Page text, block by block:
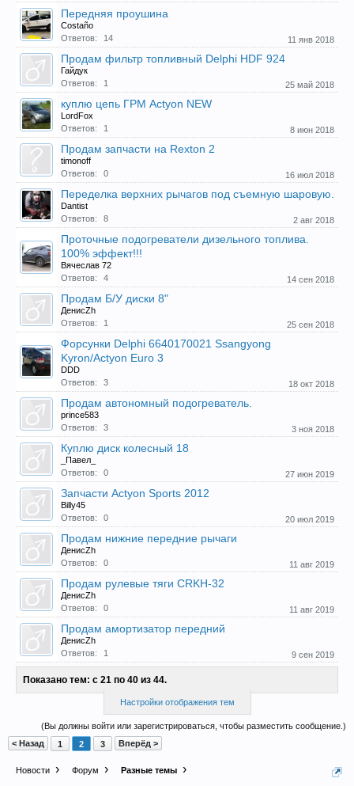
Передняя проушина
Costaño
Ответов:
14 11 янв 2018
Продам фильтр топливный Delphi HDF 924
Гайдук
Ответов:
1 25 май 2018
куплю цепь ГРМ Actyon NEW
LordFox
Ответов:
1 8 июн 2018
Продам запчасти на Rexton 2
timonoff
Ответов:
0 16 июл 2018
Переделка верхних рычагов под съемную шаровую.
Dantist
Ответов:
8 2 авг 2018
Проточные подогреватели дизельного топлива.
100% эффект!!!
Вячеслав 72
Ответов:
4 14 сен 2018
Продам Б/У диски 8"
ДенисZh
Ответов:
1 25 сен 2018
Форсунки Delphi 6640170021 Ssangyong
Kyron/Actyon Euro 3
DDD
Ответов:
3 18 окт 2018
Продам автономный подогреватель.
prince583
Ответов:
3 3 ноя 2018
Куплю диск колесный 18
_Павел_
Ответов:
0 27 июн 2019
Запчасти Actyon Sports 2012
Billy45
Ответов:
0 20 июл 2019
Продам нижние передние рычаги
ДенисZh
Ответов:
0 11 авг 2019
Продам рулевые тяги CRKH-32
ДенисZh
Ответов:
0 11 авг 2019
Продам амортизатор передний
ДенисZh
Ответов:
1 9 сен 2019
Показано тем: с 21 по 40 из 44.
Настройки отображения тем
(Вы должны войти или зарегистрироваться, чтобы разместить сообщение.)
< Назад
1 2 3 Вперёд >
Новости Форум Разные темы